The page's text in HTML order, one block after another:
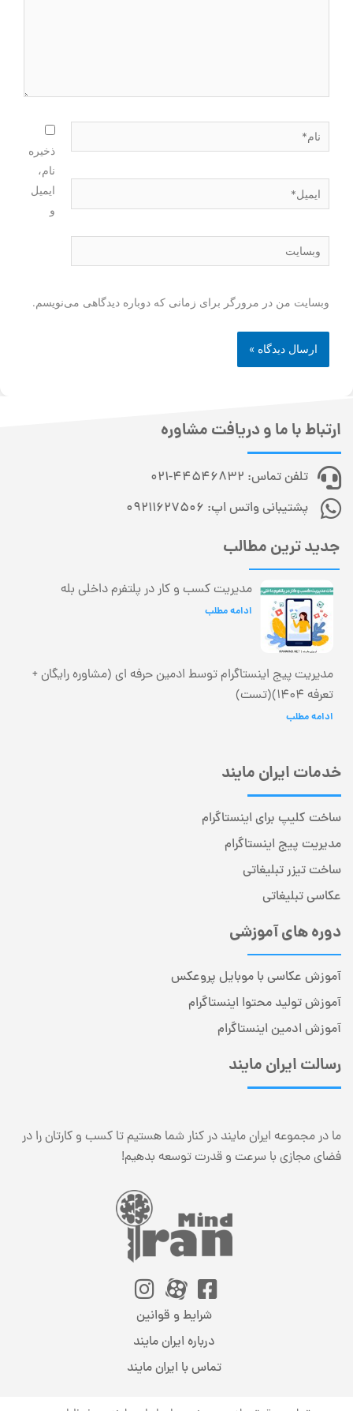
ذخیره
نام،
ایمیل
و
وبسایت من در مرورگر برای زمانی که دوباره دیدگاهی می‌نویسم.
ارتباط با ما و دریافت مشاوره
تلفن تماس: 44546832-021
پشتیبانی واتس اپ: 09211627506
جدید ترین مطالب
مدیریت کسب و کار در پلتفرم داخلی بله
ادامه مطلب
مدیریت پیج اینستاگرام توسط ادمین حرفه ای (مشاوره رایگان +
تعرفه 1404)(تست)
ادامه مطلب
خدمات ایران مایند
ساخت کلیپ برای اینستاگرام
مدیریت پیج اینستاگرام
ساخت تیزر تبلیغاتی
عکاسی تبلیغاتی
دوره های آموزشی
آموزش عکاسی با موبایل پروعکس
آموزش تولید محتوا اینستاگرام
آموزش ادمین اینستاگرام
رسالت ایران مایند
ما در مجموعه ایران مایند در کنار شما هستیم تا کسب و کارتان را در
فضای مجازی با سرعت و قدرت توسعه بدهیم!
شرایط و قوانین
درباره ایران مایند
تماس با ایران مایند